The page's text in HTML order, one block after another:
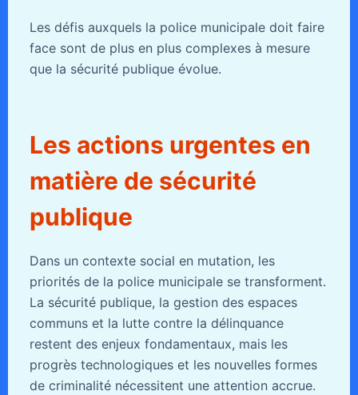
Les défis auxquels la police municipale doit faire
face sont de plus en plus complexes à mesure
que la sécurité publique évolue.
Les actions urgentes en
matière de sécurité
publique
Dans un contexte social en mutation, les
priorités de la police municipale se transforment.
La sécurité publique, la gestion des espaces
communs et la lutte contre la délinquance
restent des enjeux fondamentaux, mais les
progrès technologiques et les nouvelles formes
de criminalité nécessitent une attention accrue.